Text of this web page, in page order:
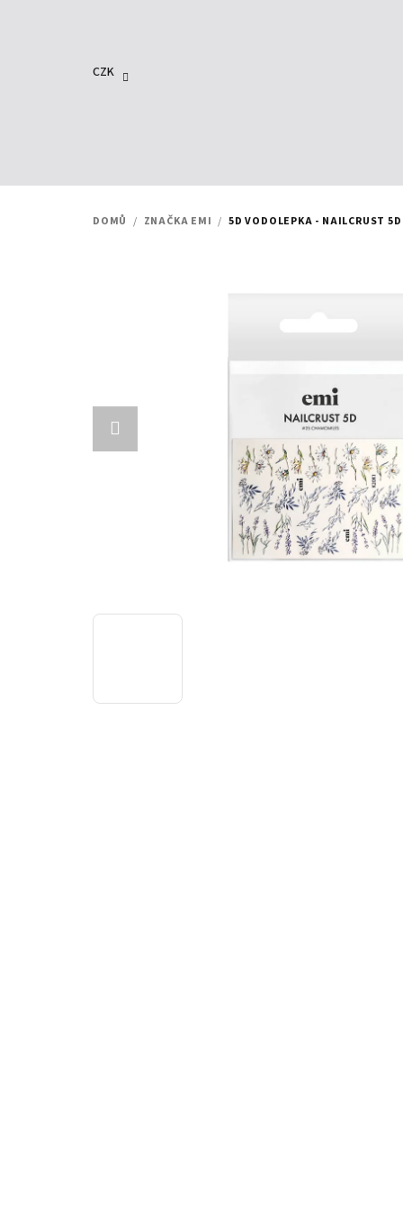
CZK
DOMŮ / ZNAČKA EMI / 5D VODOLEPKA - NAILCRUST